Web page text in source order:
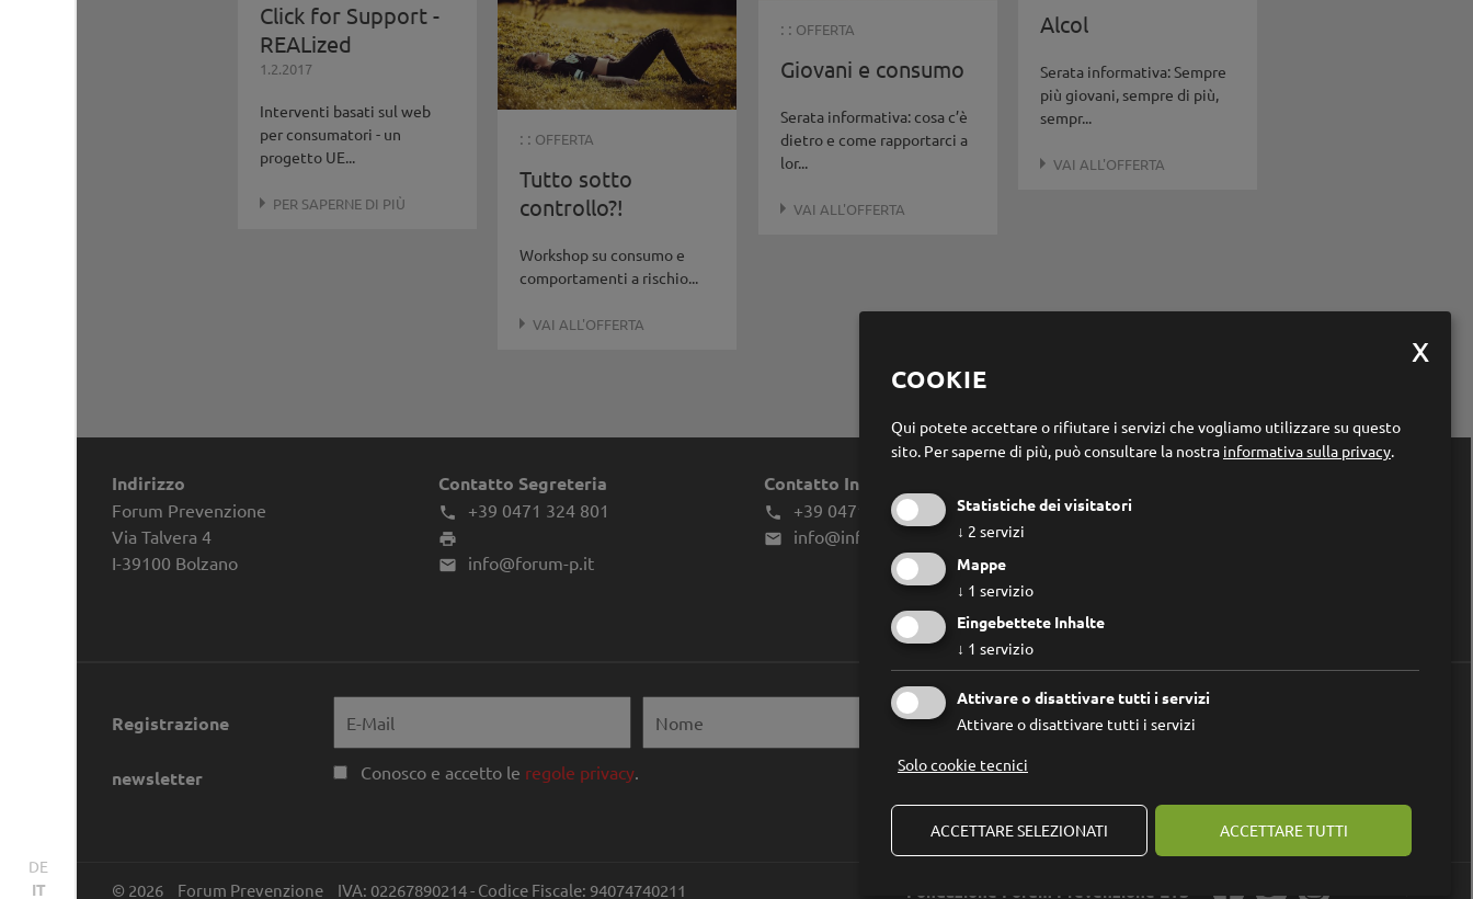
DE
IT
Click for Support -
REALized
1.2.2017
Interventi basati sul web
per consumatori - un
progetto UE...
PER SAPERNE DI PIÙ
: : OFFERTA
Tutto sotto
controllo?!
Workshop su consumo e
comportamenti a rischio...
VAI ALL'OFFERTA
: : OFFERTA
Giovani e consumo
Serata informativa: cosa c’è
dietro e come rapportarci a
lor...
VAI ALL'OFFERTA
Alcol
Serata informativa: Sempre
più giovani, sempre di più,
sempr...
VAI ALL'OFFERTA
Indirizzo
Forum Prevenzione
Via Talvera 4
I-39100 Bolzano
Contatto Segreteria
 +39 0471 324 801


info@forum-p.it
Contatto Infes
 +39 0471 970039
 info@infes.it
Home
Modificare le impostazioni dei cookie
Registrazione
newsletter Conosco e accetto le regole privacy.
© 2026 Forum Prevenzione IVA: 02267890214 - Codice Fiscale: 94074740211 Fondazione Forum Prevenzione ETS
COOKIE
Qui potete accettare o rifiutare i servizi che vogliamo utilizzare su questo
sito. Per saperne di più, può consultare la nostra informativa sulla privacy.
Statistiche dei visitatori
↓ 2 servizi
Mappe
↓ 1 servizio
Eingebettete Inhalte
↓ 1 servizio
Attivare o disattivare tutti i servizi
Attivare o disattivare tutti i servizi
Solo cookie tecnici
ACCETTARE SELEZIONATI ACCETTARE TUTTI